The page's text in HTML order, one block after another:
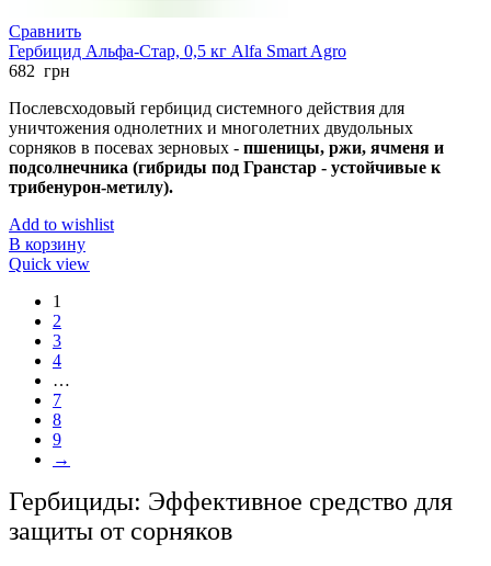
Гербициды: Эффективное средство для
защиты от сорняков
Сравнить
Гербицид Альфа-Стар, 0,5 кг Alfa Smart Agro
682 грн
Послевсходовый гербицид системного действия для
уничтожения однолетних и многолетних двудольных
сорняков в посевах зерновых - пшеницы, ржи, ячменя и
подсолнечника (гибриды под Гранстар - устойчивые к
трибенурон-метилу).
Add to wishlist
В корзину
Quick view
1
2
3
4
…
7
8
9
→